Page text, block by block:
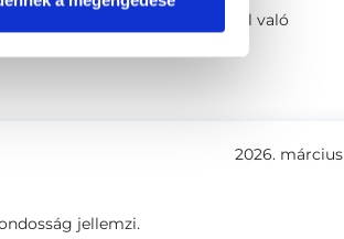
és figyelmes. Több más által való
2026. március
jellemzi.